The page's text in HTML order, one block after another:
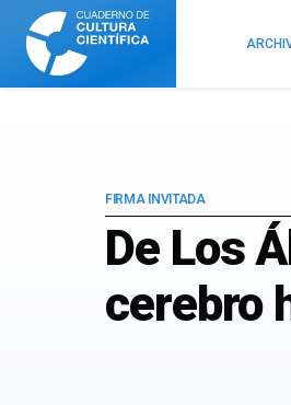
Cuaderno
Cultura
Científica
De Los
cerebro
FIRMA INVITADA